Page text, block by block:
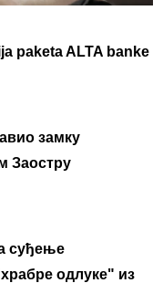
paketa ALTA banke
замку
Заостру
суђење
одлуке" из